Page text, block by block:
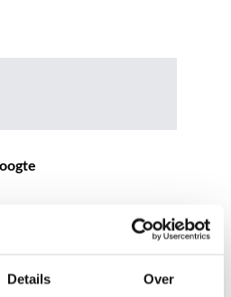
Details Over